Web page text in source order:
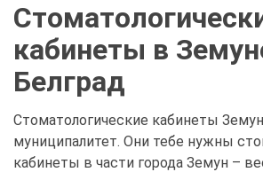
кабинеты в
Белград
Стоматологические кабинеты
муниципалитет. Они тебе нужны
кабинеты в части города Земун –